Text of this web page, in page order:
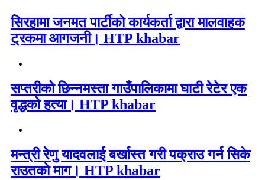
सिरहामा जनमत पार्टीको कार्यकर्ता द्वारा मालवाहक
ट्रकमा आगजनी। HTP khabar
सप्तरीको छिन्नमस्ता गाउँपालिकामा घाटी रेटेर एक
वृद्धको हत्या। HTP khabar
मन्त्री रेणु यादवलाई बर्खास्त गरी पक्राउ गर्न सिके
राउतकाे माग। HTP khabar